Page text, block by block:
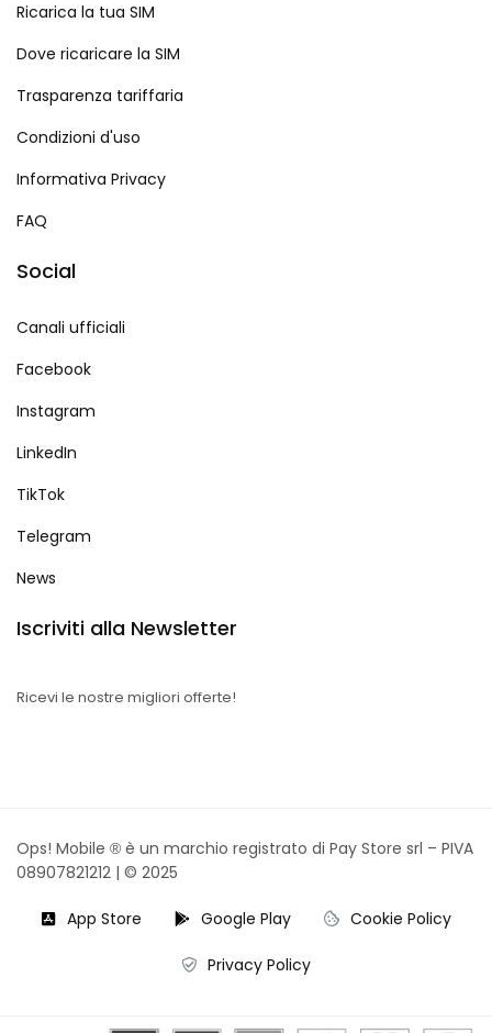
Ricarica la tua SIM
Dove ricaricare la SIM
Trasparenza tariffaria
Condizioni d'uso
Informativa Privacy
FAQ
Social
Canali ufficiali
Facebook
Instagram
LinkedIn
TikTok
Telegram
News
Iscriviti alla Newsletter
Ricevi le nostre migliori offerte!
Ops! Mobile ® è un marchio registrato di Pay Store srl – PIVA
08907821212 | © 2025
App Store Google Play Cookie Policy
Privacy Policy